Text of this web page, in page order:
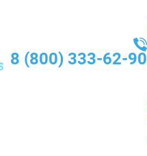
8 (800) 333-62-90